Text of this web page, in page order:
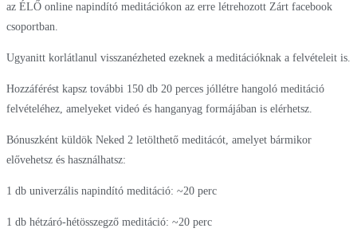
az ÉLŐ online napindító meditációkon az erre létrehozott Zárt facebook
csoportban.
Ugyanitt korlátlanul visszanézheted ezeknek a meditációknak a felvételeit is.
Hozzáférést kapsz további 150 db 20 perces jóllétre hangoló meditáció
felvételéhez, amelyeket videó és hanganyag formájában is elérhetsz.
Bónuszként küldök Neked 2 letölthető meditácót, amelyet bármikor
elővehetsz és használhatsz:
1 db univerzális napindító meditáció: ~20 perc
1 db hétzáró-hétösszegző meditáció: ~20 perc